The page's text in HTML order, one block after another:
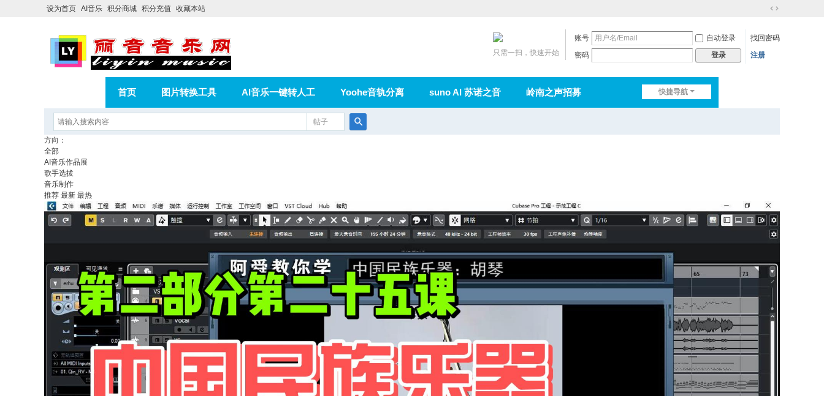
设为首页 AI音乐 积分商城 积分充值 收藏本站
到
账号 自动登录
找回密码
密码
登录 注册
只需一扫，快速开始
快捷导航
首页 图片转换工具 AI音乐一键转人工 Yoohe音轨分离 suno AI 苏诺之音 岭南之声招募
在线论坛
帖子
方向：
全部
AI音乐作品展
歌手选拔
音乐制作
推荐 最新 最热